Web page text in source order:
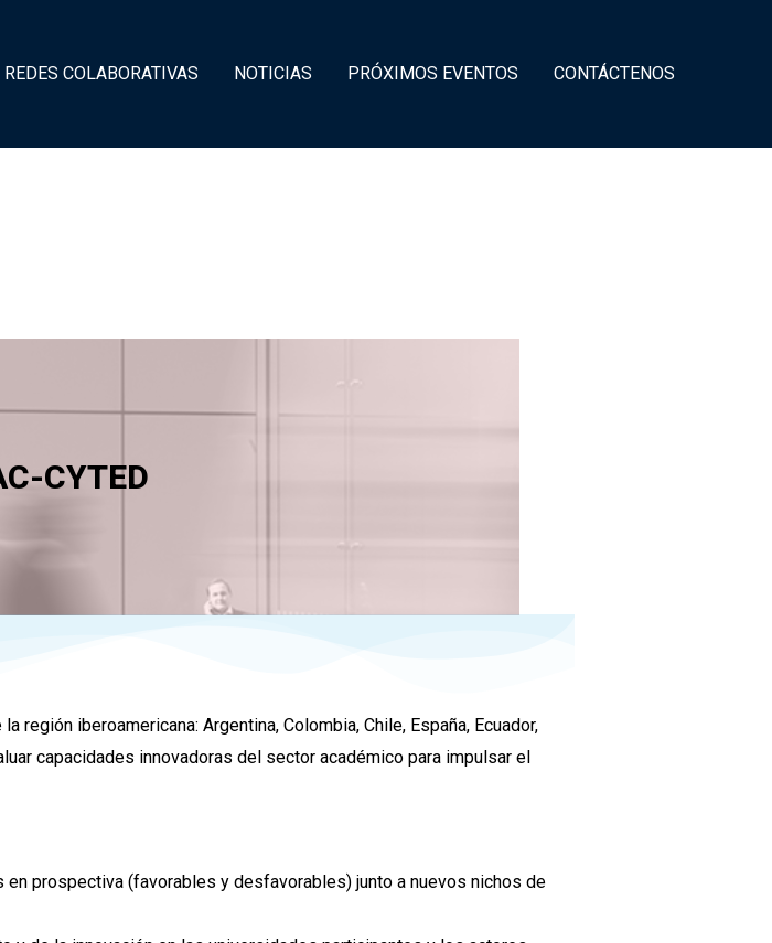
REDES COLABORATIVAS NOTICIAS PRÓXIMOS EVENTOS CONTÁCTENOS
CYTED
región iberoamericana: Argentina, Colombia, Chile, España, Ecuador,
capacidades innovadoras del sector académico para impulsar el
prospectiva (favorables y desfavorables) junto a nuevos nichos de